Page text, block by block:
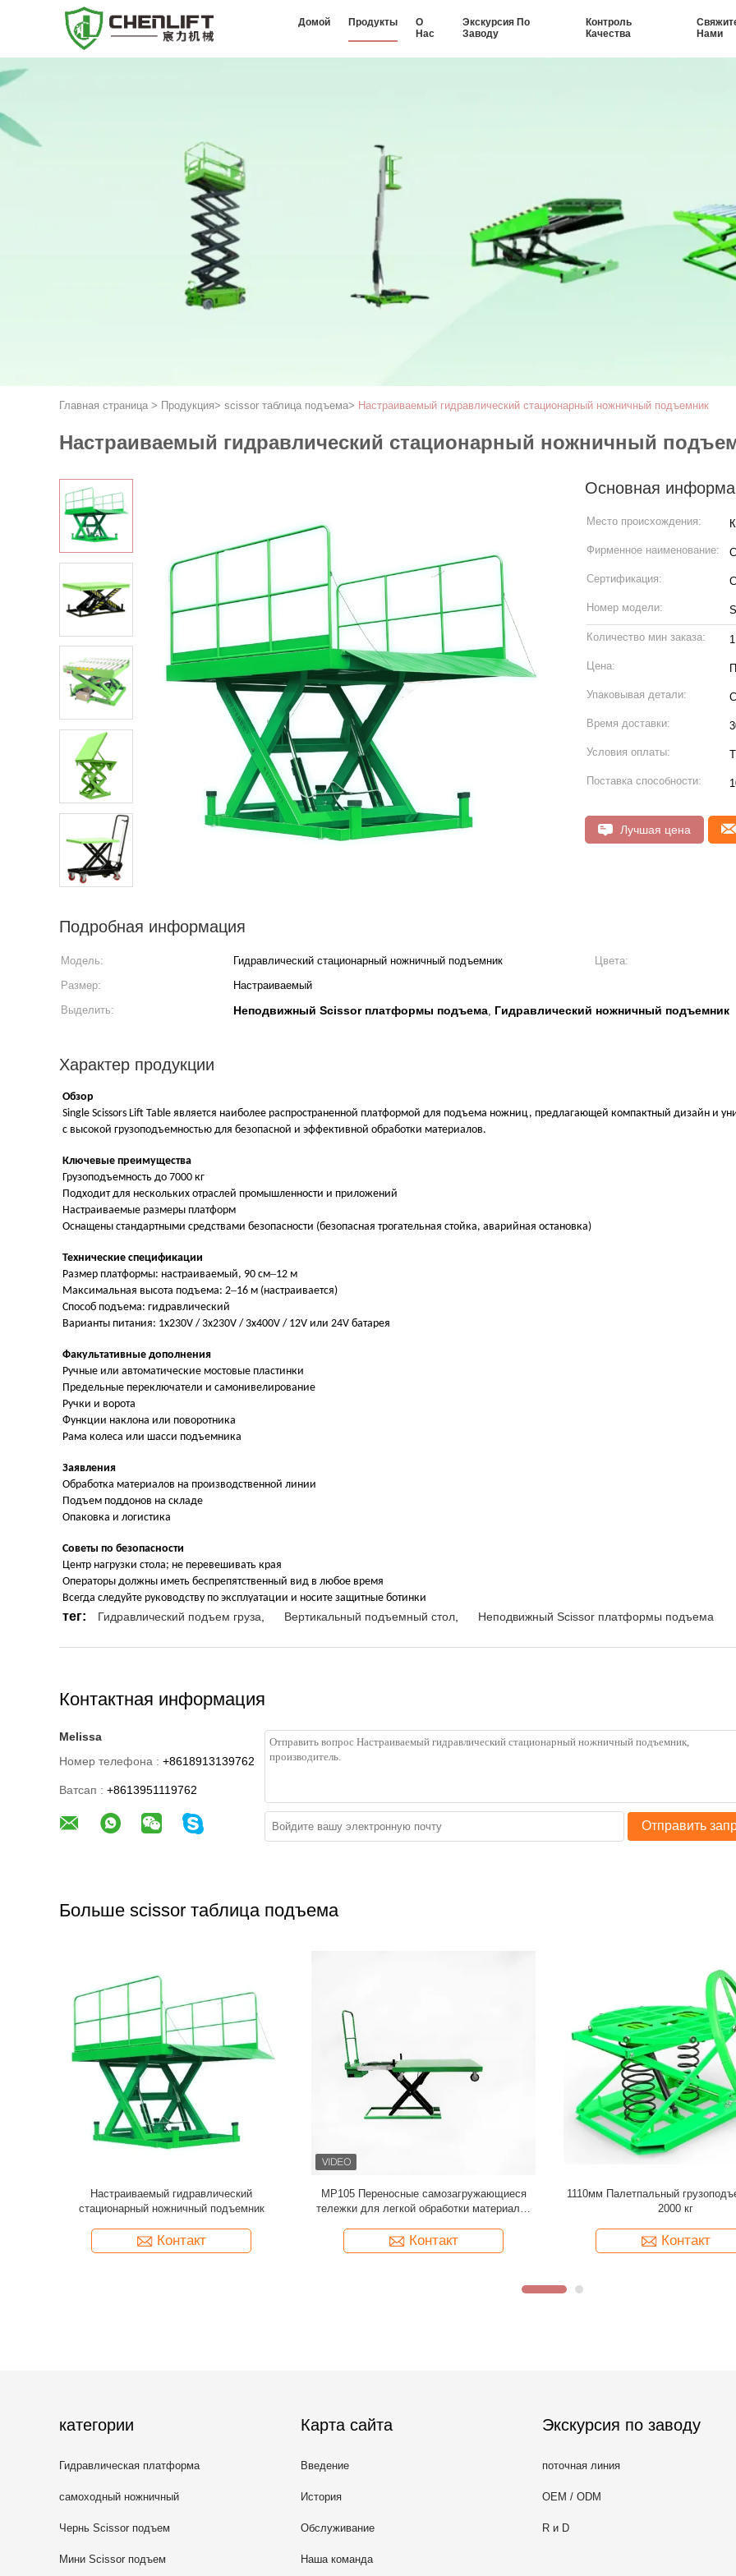
Домой Продукты
О
Нас
Экскурсия По
Заводу
Контроль
Качества
Нами
Главная страница > Продукция> scissor таблица подъема> Настраиваемый гидравлический стационарный ножничный подъемник
Настраиваемый гидравлический стационарный ножничный
Основная
Место происхождения:
Фирменное наименование:
Сертификация:
Номер модели:
Количество мин заказа:
Цена:
Упаковывая детали:
Время доставки:
Условия оплаты:
Поставка способности:
Лучшая цена
Подробная информация
Модель: Гидравлический стационарный ножничный подъемник
Цвета:
Размер:
Настраиваемый
Выделить:
Неподвижный Scissor платформы подъема, Гидравлический ножничный подъемник
Характер продукции
Обзор
Single Scissors Lift Table является наиболее распространенной платформой для подъема ножниц, предлагающей компактный дизайн и
с высокой грузоподъемностью для безопасной и эффективной обработки материалов.
Ключевые преимущества
Грузоподъемность до 7000 кг
Подходит для нескольких отраслей промышленности и приложений
Настраиваемые размеры платформ
Оснащены стандартными средствами безопасности (безопасная трогательная стойка, аварийная остановка)
Технические спецификации
Размер платформы: настраиваемый, 90 см–12 м
Максимальная высота подъема: 2–16 м (настраивается)
Способ подъема: гидравлический
Варианты питания: 1x230V / 3x230V / 3x400V / 12V или 24V батарея
Факультативные дополнения
Ручные или автоматические мостовые пластинки
Предельные переключатели и самонивелирование
Ручки и ворота
Функции наклона или поворотника
Рама колеса или шасси подъемника
Заявления
Обработка материалов на производственной линии
Подъем поддонов на складе
Опаковка и логистика
Советы по безопасности
Центр нагрузки стола; не перевешивать края
Операторы должны иметь беспрепятственный вид в любое время
Всегда следуйте руководству по эксплуатации и носите защитные ботинки
тег: Гидравлический подъем груза Вертикальный подъемный стол Неподвижный Scissor платформы подъема
Контактная информация
Melissa
Номер телефона : +8618913139762
Ватсап : +8613951119762
Отправить
Больше scissor таблица подъема
Настраиваемый гидравлический
стационарный ножничный подъемник
Контакт
MP105 Переносные самозагружающиеся
тележки для легкой обработки материалов
Контакт
1110мм Палетпальный
2000 кг
Контакт
категории
Гидравлическая платформа
подъема
самоходный ножничный
подъемник
Чернь Scissor подъем
Мини Scissor подъем
Карта сайта
Введение
История
Обслуживание
Наша команда
Экскурсия по заводу
поточная линия
OEM / ODM
R и D